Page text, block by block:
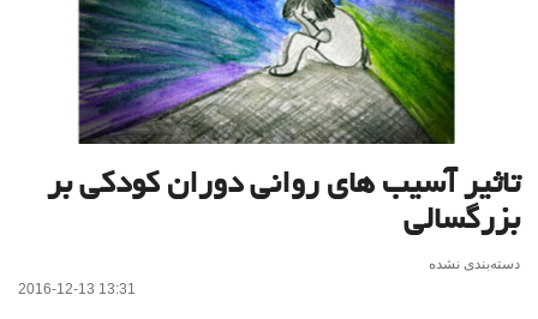
تاثیر آسیب های روانی دوران کودکی بر
بزرگسالی
دسته‌بندی نشده
2016-12-13 13:31